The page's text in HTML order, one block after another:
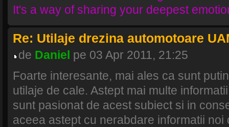
It's a way of sharing your deepest
Re: Utilaje drezina automotoare
de Daniel pe 03 Apr 2011, 21:25
Foarte interesante, mai ales ca sunt
utilaje de cale. Astept mai multe
sunt pasionat de acest subiect si in
aceea astept cu nerabdare informatii